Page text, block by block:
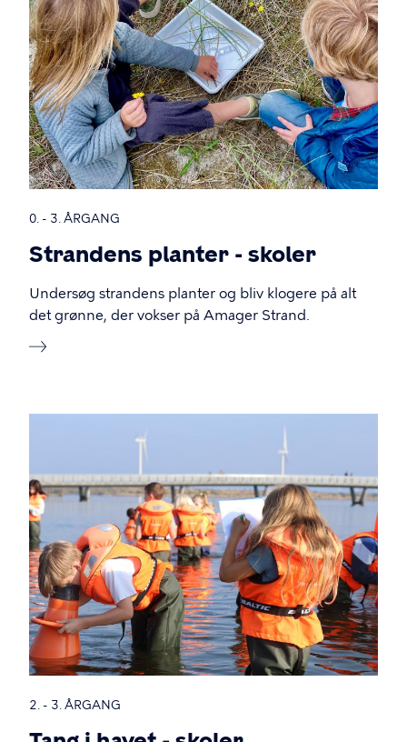
0. - 3. ÅRGANG
Strandens planter - skoler
Undersøg strandens planter og bliv klogere på alt
det grønne, der vokser på Amager Strand.
2. - 3. ÅRGANG